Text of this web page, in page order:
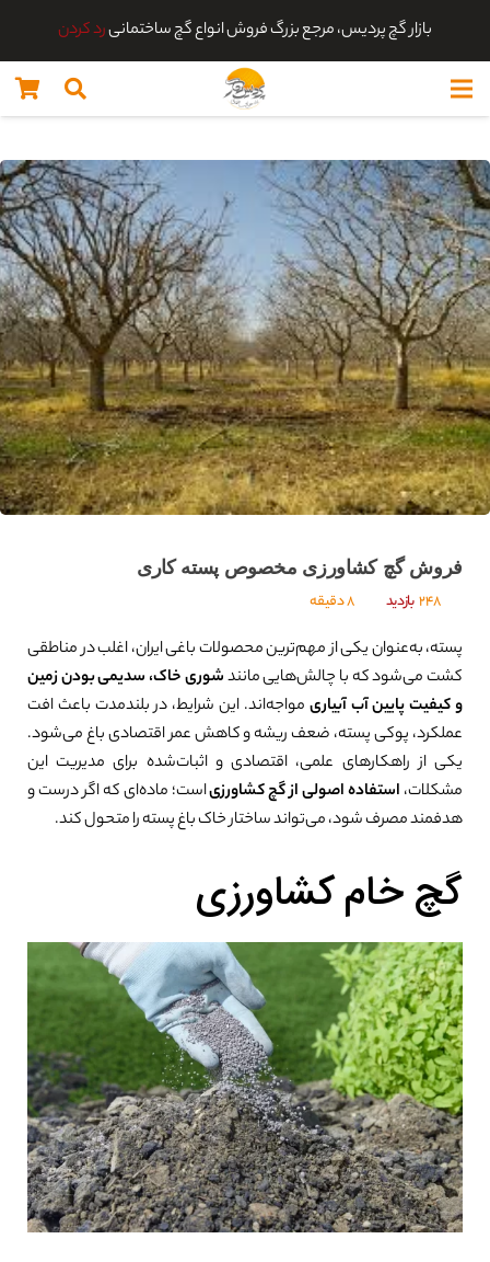
بازار گچ پردیس، مرجع بزرگ فروش انواع گچ ساختمانیرد کردن
فروش گچ کشاورزی مخصوص پسته کاری
248بازدید 8 دقیقه
پسته، به‌عنوان یکی از مهم‌ترین محصولات باغی ایران، اغلب در مناطقی
کشت می‌شود که با چالش‌هایی مانندشوری خاک، سدیمی بودن زمین
و کیفیت پایین آب آبیاری مواجه‌اند. این شرایط، در بلندمدت باعث افت
عملکرد، پوکی پسته، ضعف ریشه و کاهش عمر اقتصادی باغ می‌شود.
یکی از راهکارهای علمی، اقتصادی و اثبات‌شده برای مدیریت این
مشکلات، استفاده اصولی از گچ کشاورزیاست؛ ماده‌ای که اگر درست و
هدفمند مصرف شود، می‌تواند ساختار خاک باغ پسته را متحول کند.
گچ خام کشاورزی